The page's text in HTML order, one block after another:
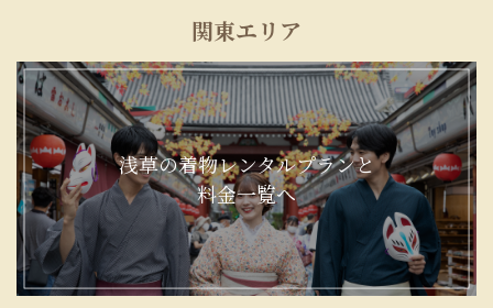
関東エリア
浅草の着物レンタルプランと
料金一覧へ